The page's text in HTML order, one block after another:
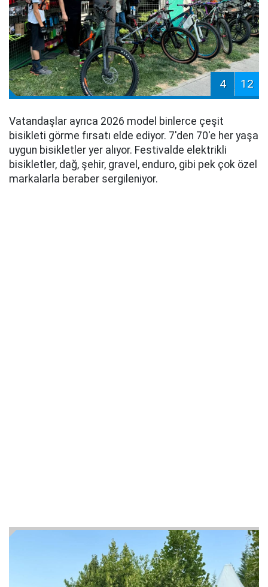
4 12
Vatandaşlar ayrıca 2026 model binlerce çeşit
bisikleti görme fırsatı elde ediyor. 7'den 70'e her yaşa
uygun bisikletler yer alıyor. Festivalde elektrikli
bisikletler, dağ, şehir, gravel, enduro, gibi pek çok özel
markalarla beraber sergileniyor.